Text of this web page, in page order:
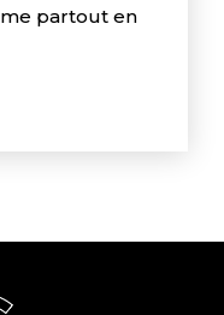
partout en